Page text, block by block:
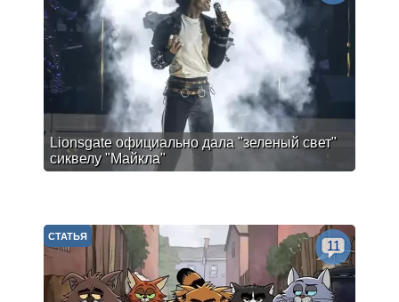
Lionsgate официально дала "зеленый свет"
сиквелу "Майкла"
СТАТЬЯ
11